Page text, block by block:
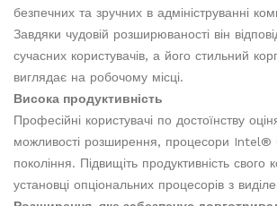
безпечних та зручних в адмініструванні
Завдяки чудовій розширюваності він
сучасних користувачів, а його стильний
виглядає на робочому місці.
Висока продуктивність
Професійні користувачі по достоїнству
можливості розширення, процесори Intel®
покоління. Підвищіть продуктивність
установці опціональних процесорів з